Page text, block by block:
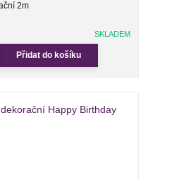
2m
SKLADEM
Přidat do košíku